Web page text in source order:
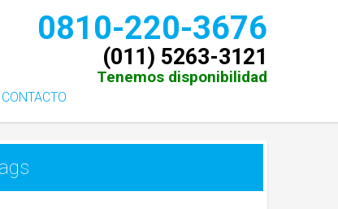
0810-220-3676
(011) 5263-3121
Tenemos disponibilidad
CONTACTO